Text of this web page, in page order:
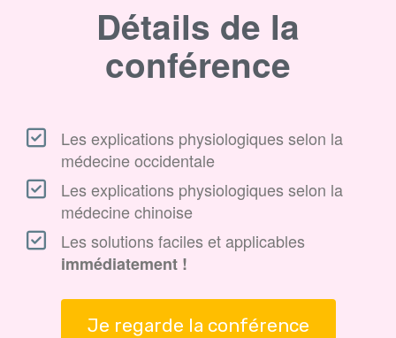
Détails de la
conférence
Les explications physiologiques selon la
médecine occidentale
Les explications physiologiques selon la
médecine chinoise
Les solutions faciles et applicables
immédiatement !
Je regarde la conférence